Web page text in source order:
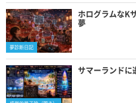
夢診断日記
ホログラムなK
夢
サマーランドに